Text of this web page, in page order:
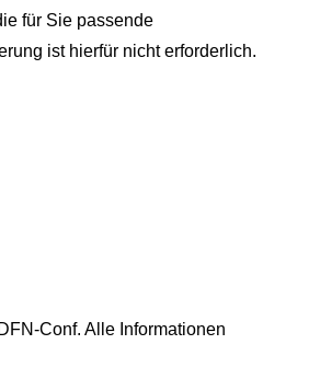
für Sie passende
ist hierfür nicht erforderlich.
Conf. Alle Informationen